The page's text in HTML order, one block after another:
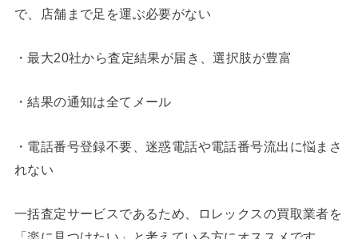
で、店舗まで足を運ぶ必要がない
・最大20社から査定結果が届き、選択肢が豊富
・結果の通知は全てメール
・電話番号登録不要、迷惑電話や電話番号流出に悩まさ
れない
一括査定サービスであるため、ロレックスの買取業者を